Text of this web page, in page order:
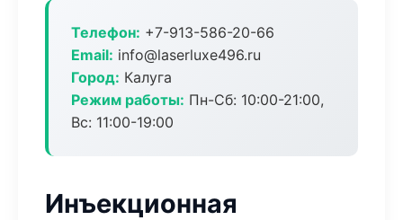
Телефон: +7-913-586-20-66
Email: info@laserluxe496.ru
Город: Калуга
Режим работы: Пн-Сб: 10:00-21:00,
Вс: 11:00-19:00
Инъекционная